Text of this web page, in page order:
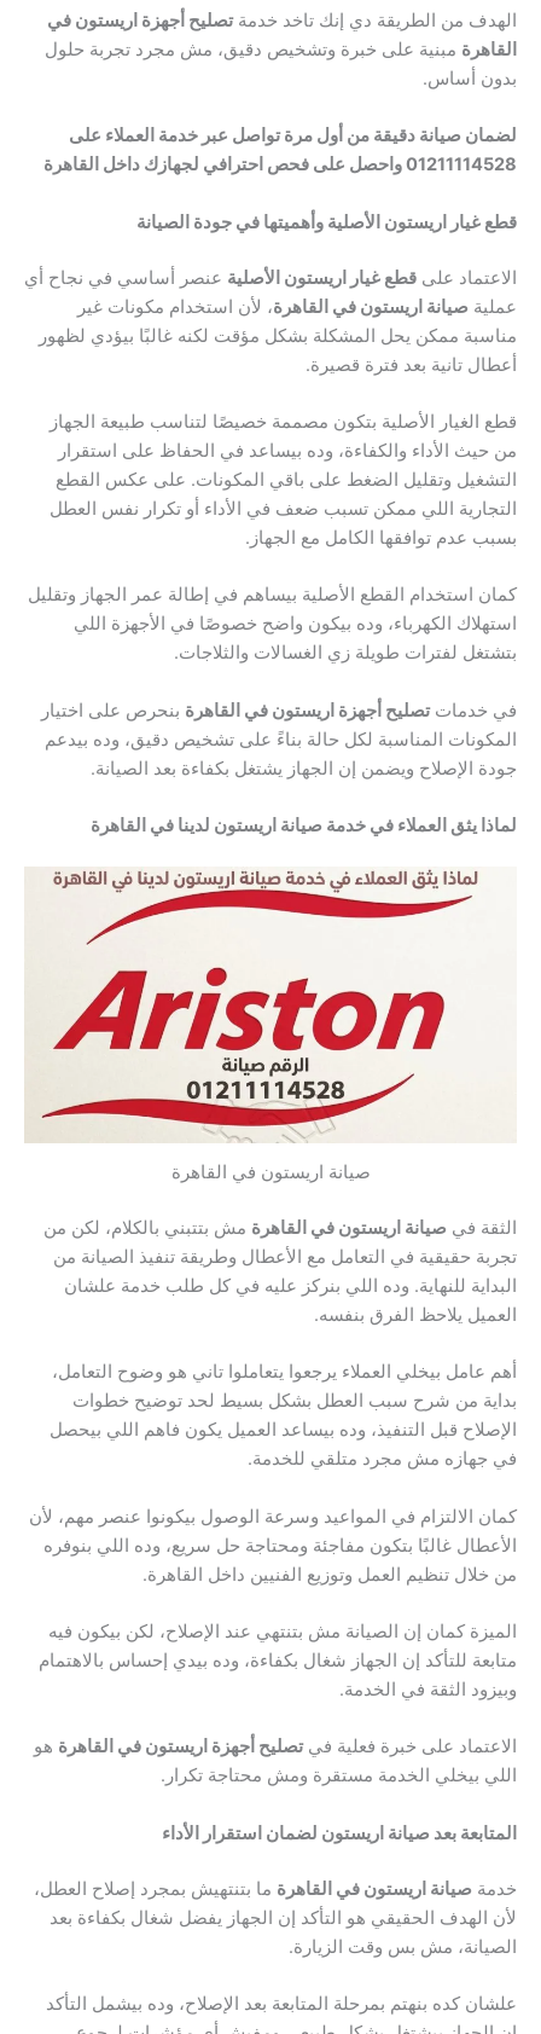
الهدف من الطريقة دي إنك تاخد خدمةتصليح أجهزة اريستون في
القاهرة مبنية على خبرة وتشخيص دقيق، مش مجرد تجربة حلول
بدون أساس.
لضمان صيانة دقيقة من أول مرة تواصل عبر خدمة العملاء على
01211114528 واحصل على فحص احترافي لجهازك داخل القاهرة
قطع غيار اريستون الأصلية وأهميتها في جودة الصيانة
الاعتماد على قطع غيار اريستون الأصلية عنصر أساسي في نجاح أي
عملية صيانة اريستون في القاهرة، لأن استخدام مكونات غير
مناسبة ممكن يحل المشكلة بشكل مؤقت لكنه غالبًا بيؤدي لظهور
أعطال تانية بعد فترة قصيرة.
قطع الغيار الأصلية بتكون مصممة خصيصًا لتناسب طبيعة الجهاز
من حيث الأداء والكفاءة، وده بيساعد في الحفاظ على استقرار
التشغيل وتقليل الضغط على باقي المكونات. على عكس القطع
التجارية اللي ممكن تسبب ضعف في الأداء أو تكرار نفس العطل
بسبب عدم توافقها الكامل مع الجهاز.
كمان استخدام القطع الأصلية بيساهم في إطالة عمر الجهاز وتقليل
استهلاك الكهرباء، وده بيكون واضح خصوصًا في الأجهزة اللي
بتشتغل لفترات طويلة زي الغسالات والثلاجات.
في خدماتتصليح أجهزة اريستون في القاهرة بنحرص على اختيار
المكونات المناسبة لكل حالة بناءً على تشخيص دقيق، وده بيدعم
جودة الإصلاح ويضمن إن الجهاز يشتغل بكفاءة بعد الصيانة.
لماذا يثق العملاء في خدمة صيانة اريستون لدينا في القاهرة
صيانة اريستون في القاهرة
الثقة في صيانة اريستون في القاهرة مش بتتبني بالكلام، لكن من
تجربة حقيقية في التعامل مع الأعطال وطريقة تنفيذ الصيانة من
البداية للنهاية. وده اللي بنركز عليه في كل طلب خدمة علشان
العميل يلاحظ الفرق بنفسه.
أهم عامل بيخلي العملاء يرجعوا يتعاملوا تاني هو وضوح التعامل،
بداية من شرح سبب العطل بشكل بسيط لحد توضيح خطوات
الإصلاح قبل التنفيذ، وده بيساعد العميل يكون فاهم اللي بيحصل
في جهازه مش مجرد متلقي للخدمة.
كمان الالتزام في المواعيد وسرعة الوصول بيكونوا عنصر مهم، لأن
الأعطال غالبًا بتكون مفاجئة ومحتاجة حل سريع، وده اللي بنوفره
من خلال تنظيم العمل وتوزيع الفنيين داخل القاهرة.
الميزة كمان إن الصيانة مش بتنتهي عند الإصلاح، لكن بيكون فيه
متابعة للتأكد إن الجهاز شغال بكفاءة، وده بيدي إحساس بالاهتمام
وبيزود الثقة في الخدمة.
الاعتماد على خبرة فعلية فيتصليح أجهزة اريستون في القاهرة هو
اللي بيخلي الخدمة مستقرة ومش محتاجة تكرار.
المتابعة بعد صيانة اريستون لضمان استقرار الأداء
خدمة صيانة اريستون في القاهرة ما بتنتهيش بمجرد إصلاح العطل،
لأن الهدف الحقيقي هو التأكد إن الجهاز يفضل شغال بكفاءة بعد
الصيانة، مش بس وقت الزيارة.
علشان كده بنهتم بمرحلة المتابعة بعد الإصلاح، وده بيشمل التأكد